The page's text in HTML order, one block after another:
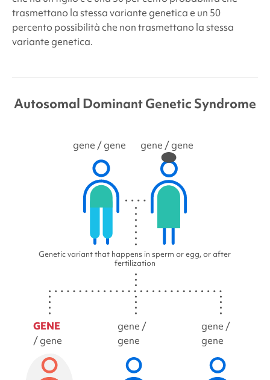
trasmettano la stessa variante genetica e un 50
percento possibilità che non trasmettano la stessa
variante genetica.
Autosomal Dominant Genetic Syndrome
gene / gene gene / gene
Genetic variant that happens in sperm or egg, or after
fertilization
GENE
/ gene
gene /
gene
gene /
gene